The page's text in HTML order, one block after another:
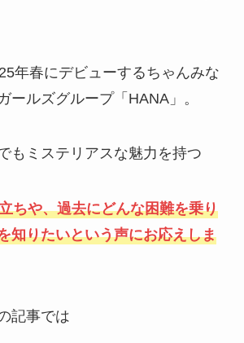
年春にデビューするちゃんみな
ールズグループ「HANA」。
もミステリアスな魅力を持つ
ちや、過去にどんな困難を乗り
知りたいという声にお応えしま
記事では